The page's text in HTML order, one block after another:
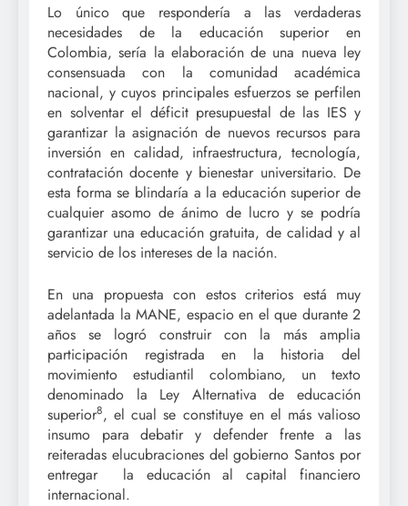
Lo único que respondería a las verdaderas
necesidades de la educación superior en
Colombia, sería la elaboración de una nueva ley
consensuada con la comunidad académica
nacional, y cuyos principales esfuerzos se perfilen
en solventar el déficit presupuestal de las IES y
garantizar la asignación de nuevos recursos para
inversión en calidad, infraestructura, tecnología,
contratación docente y bienestar universitario. De
esta forma se blindaría a la educación superior de
cualquier asomo de ánimo de lucro y se podría
garantizar una educación gratuita, de calidad y al
servicio de los intereses de la nación.
En una propuesta con estos criterios está muy
adelantada la MANE, espacio en el que durante 2
años se logró construir con la más amplia
participación registrada en la historia del
movimiento estudiantil colombiano, un texto
denominado la Ley Alternativa de educación
superior8, el cual se constituye en el más valioso
insumo para debatir y defender frente a las
reiteradas elucubraciones del gobierno Santos por
entregar la educación al capital financiero
internacional.